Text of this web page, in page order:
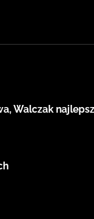
Walczak